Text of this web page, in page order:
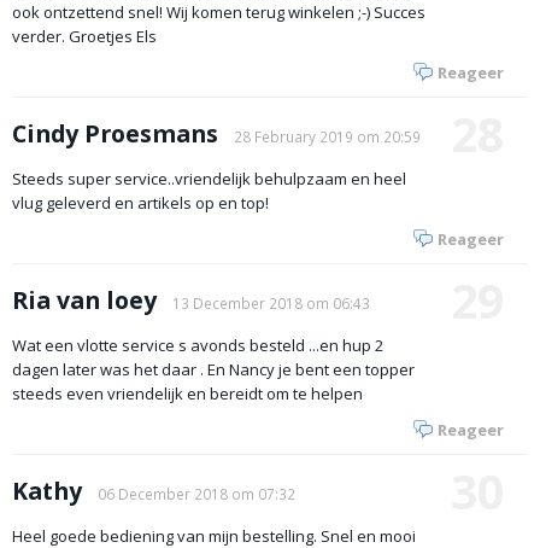
ook ontzettend snel! Wij komen terug winkelen ;-) Succes
verder. Groetjes Els
Reageer
Cindy Proesmans 28 February 2019 om 20:59
Steeds super service..vriendelijk behulpzaam en heel
vlug geleverd en artikels op en top!
Reageer
Ria van loey 13 December 2018 om 06:43
Wat een vlotte service s avonds besteld ...en hup 2
dagen later was het daar . En Nancy je bent een topper
steeds even vriendelijk en bereidt om te helpen
Reageer
Kathy 06 December 2018 om 07:32
Heel goede bediening van mijn bestelling. Snel en mooi